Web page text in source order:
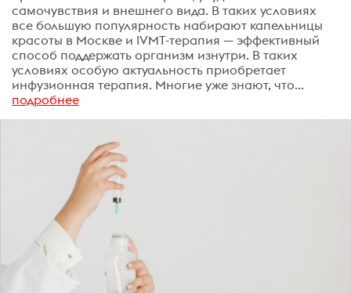
самочувствия и внешнего вида. В таких условиях
все большую популярность набирают капельницы
красоты в Москве и IVMT-терапия — эффективный
способ поддержать организм изнутри. В таких
условиях особую актуальность приобретает
инфузионная терапия. Многие уже знают, что...
подробнее